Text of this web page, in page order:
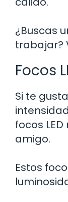
¿Buscas
trabajar?
Focos
Si te
focos
amigo.
Estos